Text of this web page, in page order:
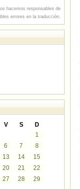
hacemos responsables de
errores en la traducción.
V S
D
1
6 7
8
13 14
15
20 21
22
27 28
29